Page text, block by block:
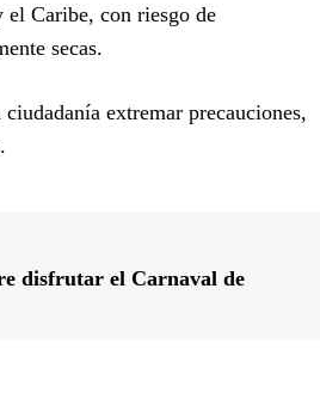
Caribe, con riesgo de
secas.
extremar precauciones,
disfrutar el Carnaval de